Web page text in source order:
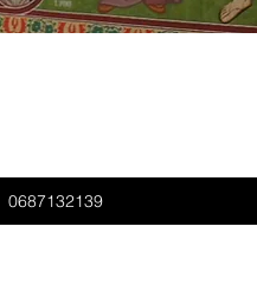
0687132139